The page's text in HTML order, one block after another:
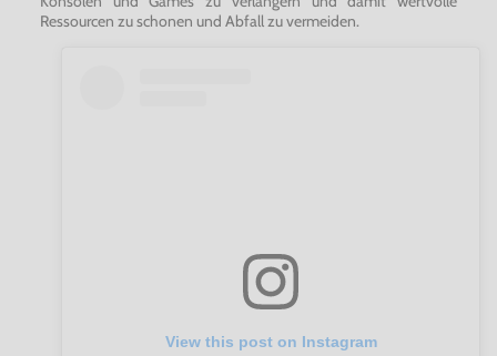
Ressourcen zu schonen und Abfall zu vermeiden.
View this post on Instagram